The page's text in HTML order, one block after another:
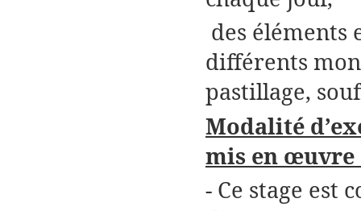
des éléments
différents
pastillage,
Modalité
mis en œuvre
- Ce stage est